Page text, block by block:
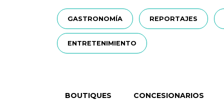
GASTRONOMÍA REPORTAJES
ENTRETENIMIENTO
BOUTIQUES CONCESIONARIOS